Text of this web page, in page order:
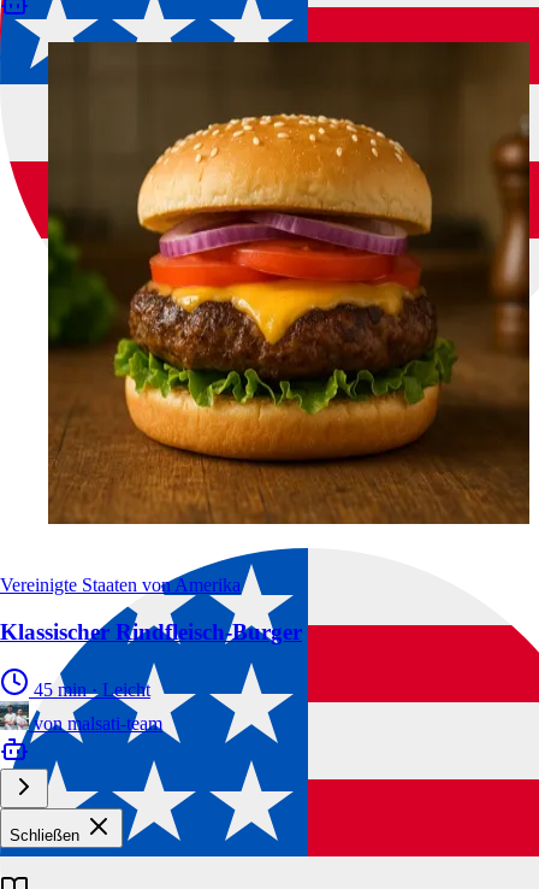
Vereinigte Staaten von Amerika
Klassischer Rindfleisch-Burger
45 min · Leicht
von malsati-team
Schließen